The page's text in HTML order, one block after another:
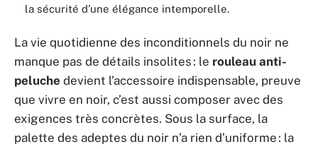
la sécurité d’une élégance intemporelle.
La vie quotidienne des inconditionnels du noir ne
manque pas de détails insolites : le rouleau anti-
peluche devient l’accessoire indispensable, preuve
que vivre en noir, c’est aussi composer avec des
exigences très concrètes. Sous la surface, la
palette des adeptes du noir n’a rien d’uniforme : la